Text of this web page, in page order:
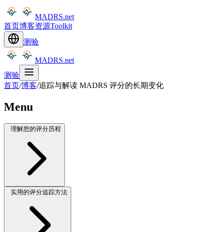
MADRS.net
首页博客资源Toolkit
测验
MADRS.net
测验
首页/博客/追踪与解读 MADRS 评分的长期变化
Menu
理解您的评分历程
实用的评分追踪方法